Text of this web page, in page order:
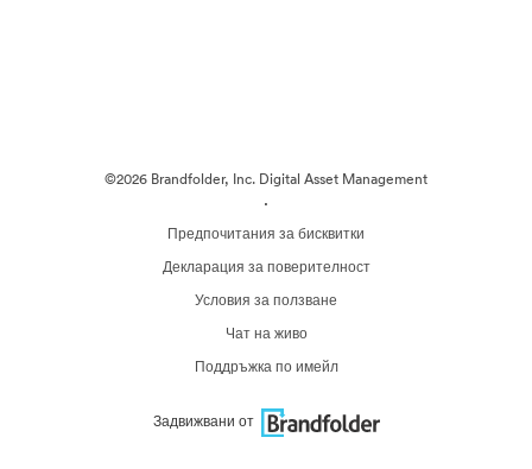
©2026 Brandfolder, Inc. Digital Asset Management
·
Предпочитания за бисквитки
Декларация за поверителност
Условия за ползване
Чат на живо
Поддръжка по имейл
Задвижвани от